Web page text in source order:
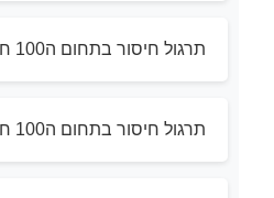
תרגול חיסור בתחום ה100 חלק 6.1
תרגול חיסור בתחום ה100 חלק 6.2